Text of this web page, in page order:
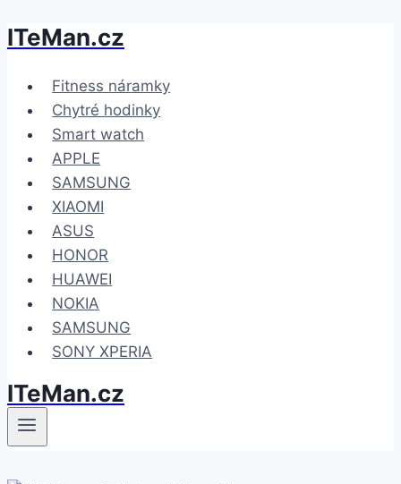
Přeskočit
obsah
ITeMan.cz
Fitness náramky
Chytré hodinky
Smart watch
APPLE
SAMSUNG
XIAOMI
ASUS
HONOR
HUAWEI
NOKIA
SAMSUNG
SONY XPERIA
ITeMan.cz